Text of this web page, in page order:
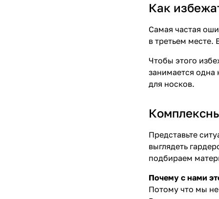
Как
Самая частая
в третьем месте.
Чтобы этого
занимается одна
для носков.
Представьте
выглядеть
подбираем
Почему с нами
Потому что мы